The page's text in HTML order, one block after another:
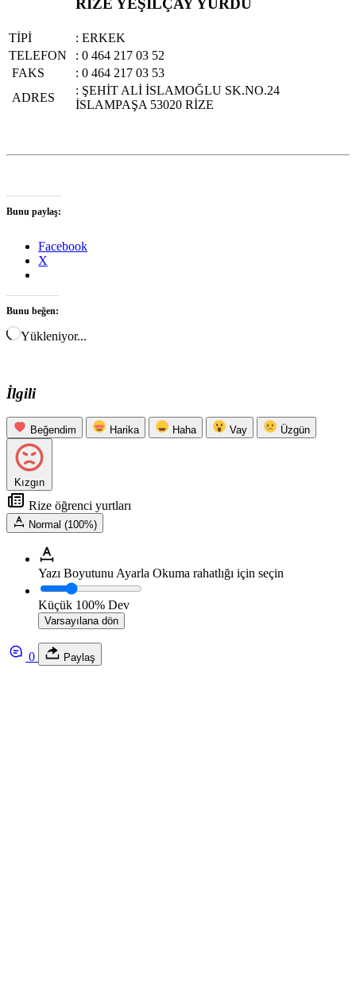
RİZE YEŞİLÇAY YURDU
TİPİ
: ERKEK
TELEFON
: 0 464 217 03 52
FAKS
: 0 464 217 03 53
ADRES
: ŞEHİT ALİ İSLAMOĞLU SK.NO.24
İSLAMPAŞA 53020 RİZE
Bunu paylaş:
Facebook
X
Bunu beğen:
Yükleniyor...
İlgili
Beğendim Harika Haha Vay Üzgün
Kızgın
Rize öğrenci yurtları
Normal (100%)
Yazı Boyutunu Ayarla Okuma rahatlığı için seçin
Küçük 100% Dev
Varsayılana dön
0 Paylaş